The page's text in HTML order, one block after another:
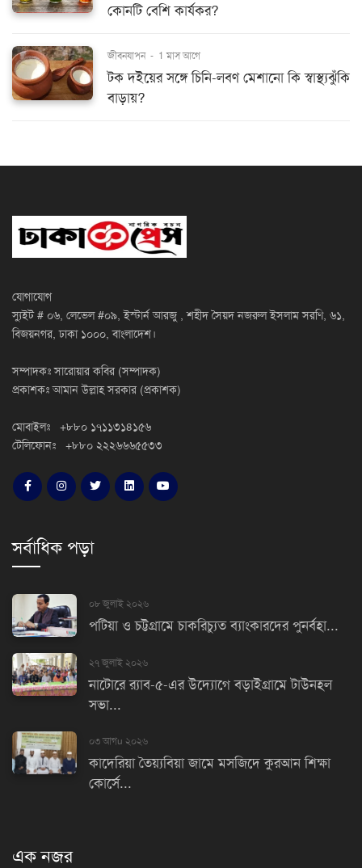
কোনটি বেশি কার্যকর?
জীবনযাপন - 1 মাস আগে
টক দইয়ের সঙ্গে চিনি-লবণ মেশানো কি স্বাস্থ্যঝুঁকি
বাড়ায়?
যোগাযোগ
স্যুইট # ০৬, লেভেল #০৯, ইস্টার্ন আরজু , শহীদ সৈয়দ নজরুল ইসলাম সরণি, ৬১,
বিজয়নগর, ঢাকা ১০০০, বাংলাদেশ।
সম্পাদকঃ সারোয়ার কবির (সম্পাদক)
প্রকাশকঃ আমান উল্লাহ সরকার (প্রকাশক)
মোবাইলঃ +৮৮০ ১৭১১৩১৪১৫৬
টেলিফোনঃ +৮৮০ ২২২৬৬৬৫৫৩৩
সর্বাধিক পড়া
০৮ জুলাই ২০২৬
পটিয়া ও চট্টগ্রামে চাকরিচ্যুত ব্যাংকারদের পুনর্বহা...
২৭ জুলাই ২০২৬
নাটোরে র‌্যাব-৫-এর উদ্যোগে বড়াইগ্রামে টাউনহল
সভা...
০৩ আগu ২০২৬
কাদেরিয়া তৈয়্যবিয়া জামে মসজিদে কুরআন শিক্ষা
কোর্সে...
এক নজর